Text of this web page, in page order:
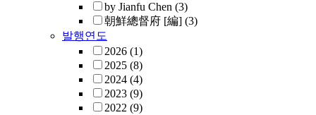
by Jianfu Chen (3)
朝鮮總督府 [編] (3)
발행연도
2026 (1)
2025 (8)
2024 (4)
2023 (9)
2022 (9)